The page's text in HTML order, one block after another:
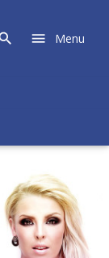
Menu